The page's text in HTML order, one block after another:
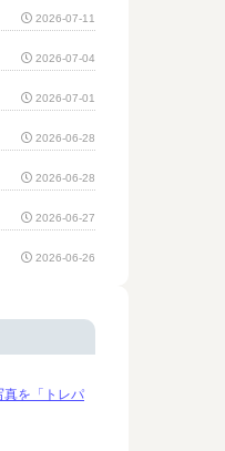
2026-07-11
2026-07-04
2026-07-01
2026-06-28
2026-06-28
2026-06-27
2026-06-26
真を「トレパ